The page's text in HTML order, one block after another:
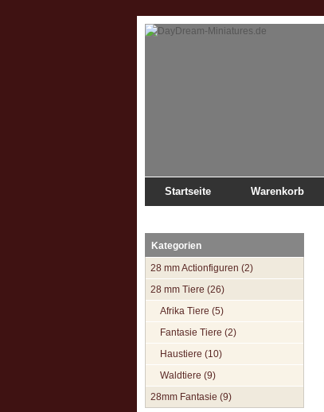
Startseite Warenkorb
Kategorien
28 mm Actionfiguren (2)
28 mm Tiere (26)
Afrika Tiere (5)
Fantasie Tiere (2)
Haustiere (10)
Waldtiere (9)
28mm Fantasie (9)